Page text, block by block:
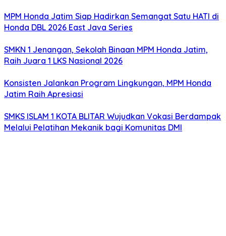
MPM Honda Jatim Siap Hadirkan Semangat Satu HATI di
Honda DBL 2026 East Java Series
SMKN 1 Jenangan, Sekolah Binaan MPM Honda Jatim,
Raih Juara 1 LKS Nasional 2026
Konsisten Jalankan Program Lingkungan, MPM Honda
Jatim Raih Apresiasi
SMKS ISLAM 1 KOTA BLITAR Wujudkan Vokasi Berdampak
Melalui Pelatihan Mekanik bagi Komunitas DMI